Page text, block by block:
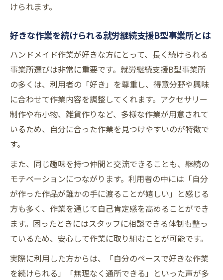
けられます。
好きな作業を続けられる就労継続支援B型事業所とは
ハンドメイド作業が好きな方にとって、長く続けられる
事業所選びは非常に重要です。就労継続支援B型事業所
の多くは、利用者の「好き」を尊重し、得意分野や興味
に合わせて作業内容を調整してくれます。アクセサリー
制作や布小物、雑貨作りなど、多様な作業が用意されて
いるため、自分に合った作業を見つけやすいのが特徴で
す。
また、同じ趣味を持つ仲間と交流できることも、継続の
モチベーションにつながります。利用者の中には「自分
が作った作品が誰かの手に渡ることが嬉しい」と感じる
方も多く、作業を通じて自己肯定感を高めることができ
ます。困ったときにはスタッフに相談できる体制も整っ
ているため、安心して作業に取り組むことが可能です。
実際に利用した方からは、「自分のペースで好きな作業
を続けられる」「無理なく通所できる」といった声が多